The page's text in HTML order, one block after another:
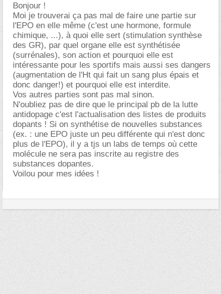
Bonjour !
Moi je trouverai ça pas mal de faire une partie sur
l'EPO en elle même (c'est une hormone, formule
chimique, ...), à quoi elle sert (stimulation synthèse
des GR), par quel organe elle est synthétisée
(surrénales), son action et pourquoi elle est
intéressante pour les sportifs mais aussi ses dangers
(augmentation de l'Ht qui fait un sang plus épais et
donc danger!) et pourquoi elle est interdite.
Vos autres parties sont pas mal sinon.
N'oubliez pas de dire que le principal pb de la lutte
antidopage c'est l'actualisation des listes de produits
dopants ! Si on synthétise de nouvelles substances
(ex. : une EPO juste un peu différente qui n'est donc
plus de l'EPO), il y a tjs un labs de temps où cette
molécule ne sera pas inscrite au registre des
substances dopantes.
Voilou pour mes idées !